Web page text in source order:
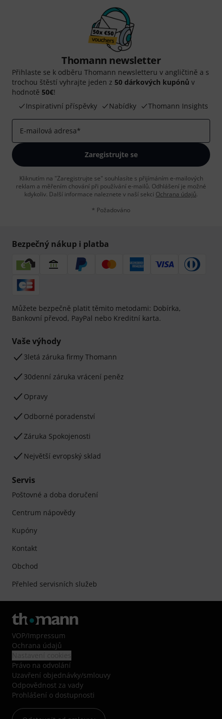
Thomann newsletter
Přihlaste se k odběru Thomann newsletteru v angličtině a s
trochou štěstí vyhrajte jeden z 50 dárkových kupónů v
hodnotě 50€!
Inspirativní příspěvky
Nabídky Thomann Insights
E-mailová adresa*
Zaregistrujte se
Kliknutím na "Zaregistrujte se" souhlasíte s přijímáním e-mailových
reklam a měřením chování při používání e-mailů. Odhlášení je možné
kdykoliv. Další informace naleznete v naší sekci Ochrana údajů.
* Požadováno
Bezpečný nákup i platba
Můžete bezpečně platit těmito metodami: Dobírka,
Bankovní převod, PayPal nebo Kreditní karta.
Vaše výhody
3letá záruka firmy Thomann
30denní záruka vrácení peněz
Opravy
Odborné poradenství
Záruka Spokojenosti
Největší evropský sklad
Servis
Poštovné a doba doručení
Centrum nápovědy
Kupóny
Kontakt
Obchod
Přehled servisních služeb
VOP/Impressum
Ochrana údajů
Právo na odvolání
Uzavření objednávky/smlouvy
Odpovědnost za vady
Prohlášení o dostupnosti